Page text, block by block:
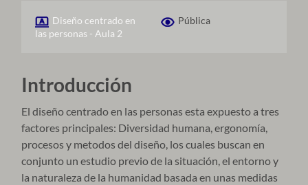
Diseño centrado en
las personas - Aula 2
Pública
Introducción
El diseño centrado en las personas esta expuesto a tres
factores principales: Diversidad humana, ergonomía,
procesos y metodos del diseño, los cuales buscan en
conjunto un estudio previo de la situación, el entorno y
la naturaleza de la humanidad basada en unas medidas